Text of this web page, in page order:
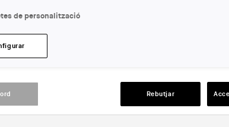
de personalització
Rebutjar